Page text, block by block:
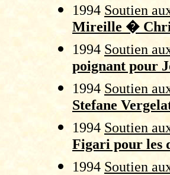
1994 Soutien
Mireille �
1994 Soutien
poignant pour
1994 Soutien
Stefane
1994 Soutien
Figari pour les
1994 Soutien